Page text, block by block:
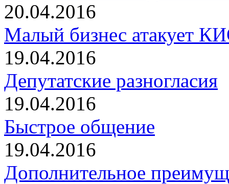
20.04.2016
Малый бизнес атакует
19.04.2016
Депутатские разногласия
19.04.2016
Быстрое общение
19.04.2016
Дополнительное